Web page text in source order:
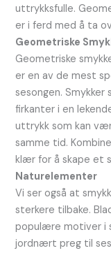
uttrykksfulle.
er i ferd med å ta
Geometriske
Geometriske
er en av de mest
sesongen.
firkanter i en
uttrykk som kan
samme tid.
klær for å skape et
Naturelementer
Vi ser også at
sterkere tilbake.
populære motiver i
jordnært preg til